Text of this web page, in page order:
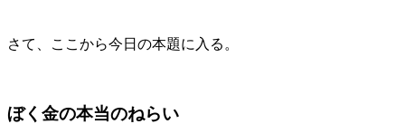
さて、ここから今日の本題に入る。
ぼく金の本当のねらい